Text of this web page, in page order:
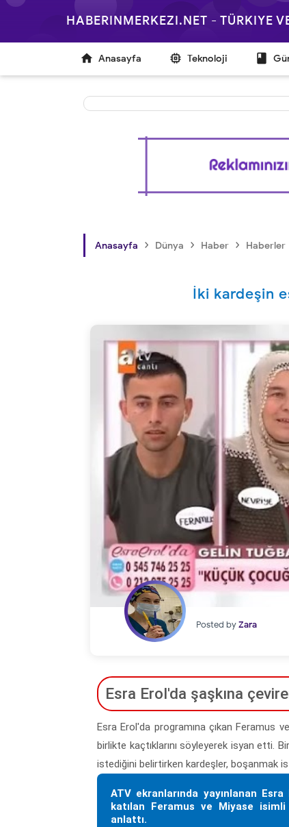
HABERINMERKEZI.NET - TÜRKIYE
 Anasayfa  Teknoloji 
Anasayfa › Dünya › Haber › Haberler
İki kardeşin
Posted byZara
Esra Erol'da şaşkına
Esra Erol'da programına çıkan Feramus
birlikte kaçtıklarını söyleyerek isyan etti.
istediğini belirtirken kardeşler, boşanmak
ATV ekranlarında yayınlanan
katılan Feramus ve Miyase isimli
anlattı.